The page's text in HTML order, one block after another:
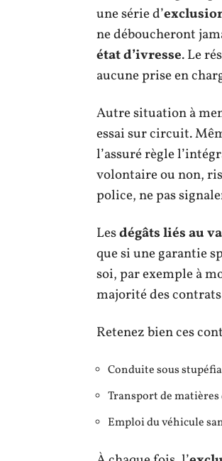
une série d’
ne déboucheront
état d’ivresse. Le
aucune prise en
Autre situation à
essai sur circuit.
l’assuré règle
volontaire ou non,
police, ne pas
Lesdégâts liés au
que si une garantie
soi, par exemple à
majorité des
Retenez bien ces
Conduite sous
Transport de matières
Emploi du véhicule